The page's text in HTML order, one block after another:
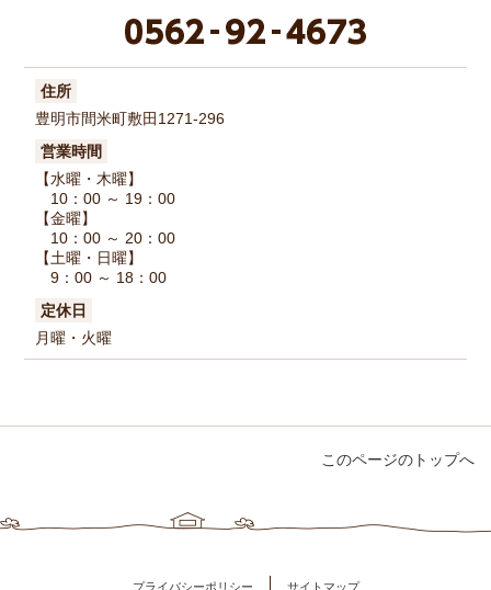
住所
豊明市間米町敷田1271-296
営業時間
【水曜・木曜】
10：00 ～ 19：00
【金曜】
10：00 ～ 20：00
【土曜・日曜】
9：00 ～ 18：00
定休日
月曜・火曜
このページのトップへ
プライバシーポリシー サイトマップ